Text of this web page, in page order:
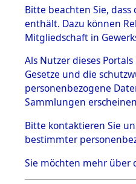
BESTÄNDE
1.
mente
5. Verschiedenes
5.3
Todesmärsche
5.3.1 Alliierte
Erhebungen
zu
Todesmärsch
en
5.3.2
Bitte beachten Sie,
enthält. Dazu können
Mitgliedschaft in
Als Nutzer dieses
Gesetze und die
personenbezogene
Sammlungen
Bitte kontaktieren Sie
bestimmter
Sie möchten mehr über